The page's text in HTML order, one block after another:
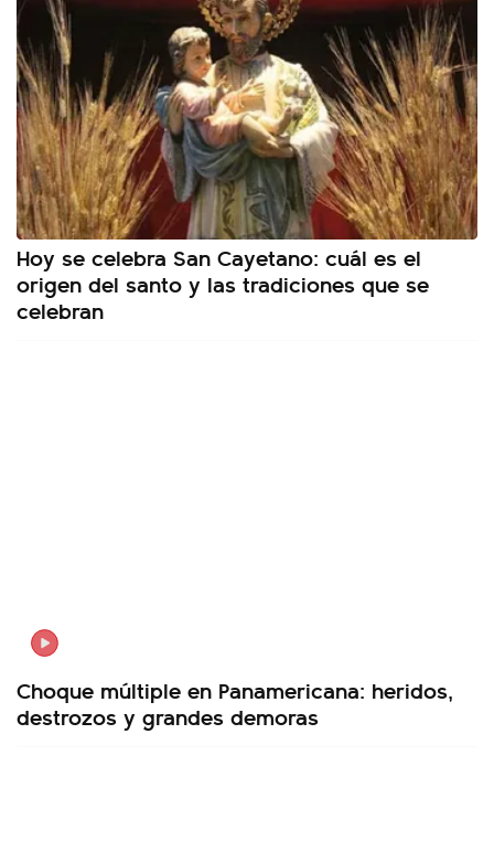
Hoy se celebra San Cayetano: cuál es el
origen del santo y las tradiciones que se
celebran
Choque múltiple en Panamericana: heridos,
destrozos y grandes demoras